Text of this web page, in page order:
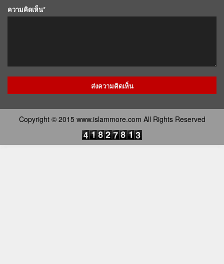
ความคิดเห็น*
Copyright © 2015 www.islammore.com All Rights Reserved